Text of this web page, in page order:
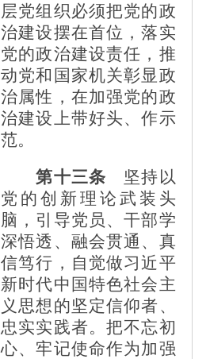
层党组织必须把党的政
治建设摆在首位，落实
党的政治建设责任，推
动党和国家机关彰显政
治属性，在加强党的政
治建设上带好头、作示
范。
第十三条 坚持以
党的创新理论武装头
脑，引导党员、干部学
深悟透、融会贯通、真
信笃行，自觉做习近平
新时代中国特色社会主
义思想的坚定信仰者、
忠实实践者。把不忘初
心、牢记使命作为加强